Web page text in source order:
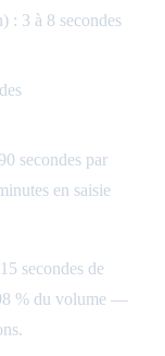
: 3 à 8 secondes
secondes par
en saisie
secondes de
% du volume —